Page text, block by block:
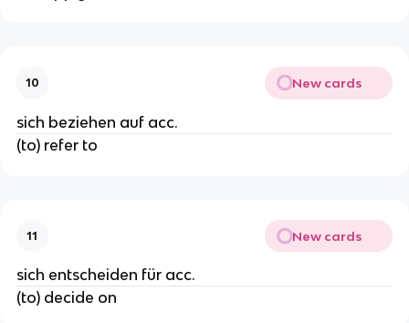
10 New cards
sich beziehen auf acc.
(to) refer to
11 New cards
sich entscheiden für acc.
(to) decide on